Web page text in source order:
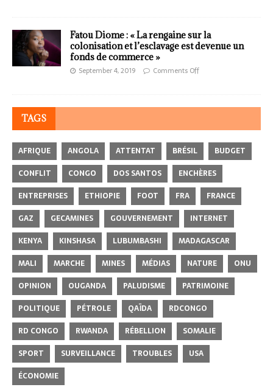
Fatou Diome : « La rengaine sur la
colonisation et l’esclavage est devenue un
fonds de commerce »
September 4, 2019 Comments Off
TAGS
AFRIQUE ANGOLA ATTENTAT BRÉSIL
BUDGET
CONFLIT
CONGO DOS SANTOS
ENCHÈRES
ENTREPRISES
ETHIOPIE FOOT FRA
FRANCE
GAZ
GECAMINES GOUVERNEMENT
INTERNET
KENYA
KINSHASA LUBUMBASHI
MADAGASCAR
MALI
MARCHE MINES MÉDIAS NATURE
ONU
OPINION
OUGANDA PALUDISME
PATRIMOINE
POLITIQUE
PÉTROLE QAÏDA
RDCONGO
RD CONGO
RWANDA RÉBELLION
SOMALIE
SPORT
SURVEILLANCE TROUBLES
USA
ÉCONOMIE